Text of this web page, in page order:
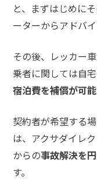
護
士
解
例
と
績
と、まずはじめに
ーターからアドバ
その後、レッカー
乗者に関しては自
宿泊費を補償が可能
契約者が希望する
は、アクサダイレ
からの事故解決を
す。